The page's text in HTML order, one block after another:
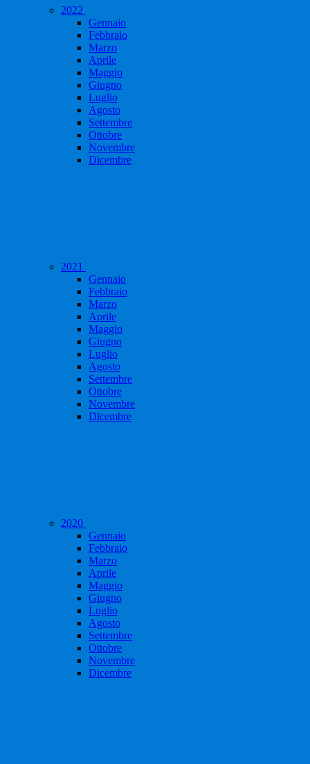
2022
Gennaio
Febbraio
Marzo
Aprile
Maggio
Giugno
Luglio
Agosto
Settembre
Ottobre
Novembre
Dicembre
2021
Gennaio
Febbraio
Marzo
Aprile
Maggio
Giugno
Luglio
Agosto
Settembre
Ottobre
Novembre
Dicembre
2020
Gennaio
Febbraio
Marzo
Aprile
Maggio
Giugno
Luglio
Agosto
Settembre
Ottobre
Novembre
Dicembre